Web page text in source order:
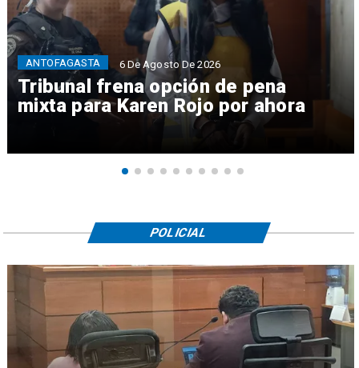
Tribunal frena opción de pena
mixta para Karen Rojo por ahora
ANTOFAGASTA 6 De Agosto De 2026
POLICIAL